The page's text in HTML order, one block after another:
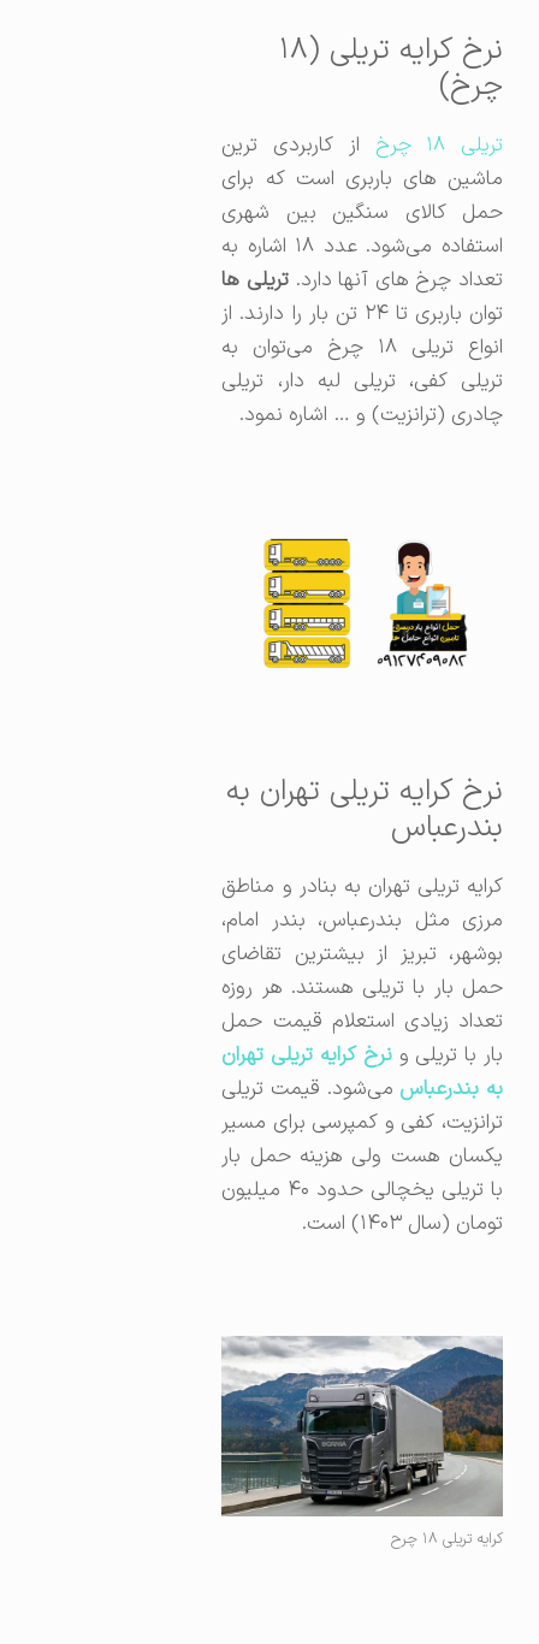
نرخ کرایه تریلی (۱۸
چرخ)
تریلی ۱۸ چرخ
از کاربردی ترین
ماشین های باربری است که برای
حمل کالای سنگین بین شهری
استفاده می‌شود. عدد ۱۸ اشاره به
تعداد چرخ های آنها دارد.تریلی ها
توان باربری تا ۲۴ تن بار را دارند. از
انواع تریلی ۱۸ چرخ می‌توان به
تریلی کفی، تریلی لبه دار، تریلی
چادری (ترانزیت) و … اشاره نمود.
نرخ کرایه تریلی تهران به
بندرعباس
کرایه تریلی تهران به بنادر و مناطق
مرزی مثل بندرعباس، بندر امام،
بوشهر، تبریز از بیشترین تقاضای
حمل بار با تریلی هستند. هر روزه
تعداد زیادی استعلام قیمت حمل
بار با تریلی ونرخ کرایه تریلی تهران
به بندرعباسمی‌شود. قیمت تریلی
ترانزیت، کفی و کمپرسی برای مسیر
یکسان هست ولی هزینه حمل بار
با تریلی یخچالی حدود ۴۰ میلیون
تومان (سال ۱۴۰۳) است.
کرایه تریلی ۱۸ چرح